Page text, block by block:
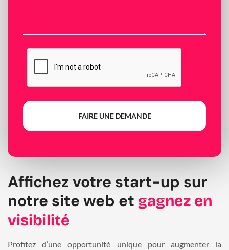
FAIRE UNE DEMANDE
Affichez votre start-up sur
notre site web et gagnez en
visibilité
Profitez d’une opportunité unique pour augmenter la